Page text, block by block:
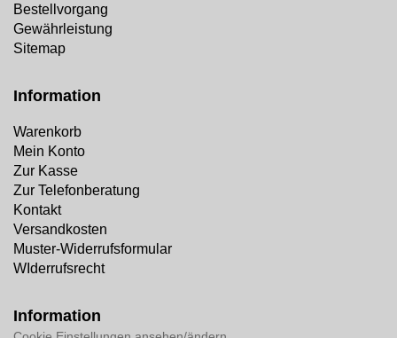
Bestellvorgang
Gewährleistung
Sitemap
Information
Warenkorb
Mein Konto
Zur Kasse
Zur Telefonberatung
Kontakt
Versandkosten
Muster-Widerrufsformular
WIderrufsrecht
Information